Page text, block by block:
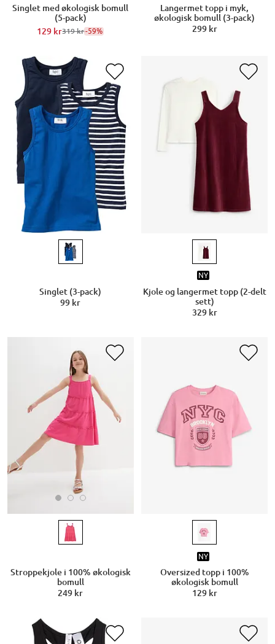
Singlet med økologisk bomull
(5-pack)
129 kr319 kr-59%
Langermet topp i myk,
økologisk bomull (3-pack)
299 kr
Singlet (3-pack)
99 kr
NY
Kjole og langermet topp (2-delt
sett)
329 kr
Stroppekjole i 100% økologisk
bomull
249 kr
NY
Oversized topp i 100%
økologisk bomull
129 kr